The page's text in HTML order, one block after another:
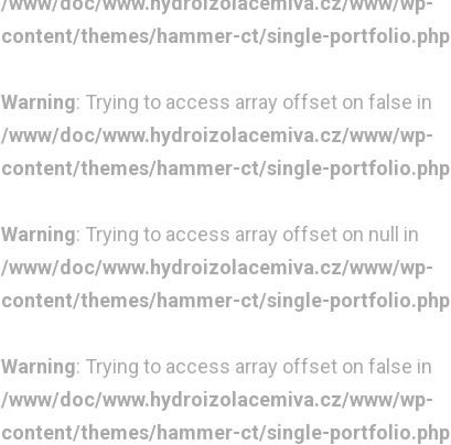
content/themes/hammer-ct/single-portfolio.php
Warning: Trying to access array offset on false in
/www/doc/www.hydroizolacemiva.cz/www/wp-
content/themes/hammer-ct/single-portfolio.php
Warning: Trying to access array offset on null in
/www/doc/www.hydroizolacemiva.cz/www/wp-
content/themes/hammer-ct/single-portfolio.php
Warning: Trying to access array offset on false in
/www/doc/www.hydroizolacemiva.cz/www/wp-
content/themes/hammer-ct/single-portfolio.php